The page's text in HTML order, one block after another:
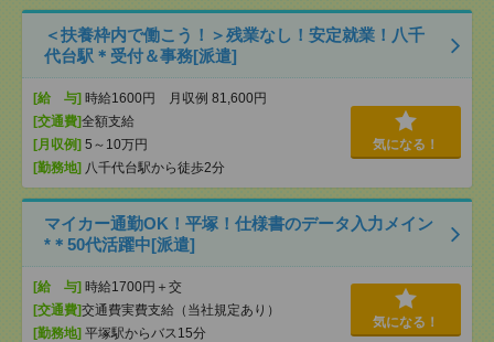
＜扶養枠内で働こう！＞残業なし！安定就業！八千
代台駅＊受付＆事務[派遣]
[給 与] 時給1600円 月収例 81,600円
[交通費]全額支給
[月収例] 5～10万円
[勤務地] 八千代台駅から徒歩2分
気になる！
マイカー通勤OK！平塚！仕様書のデータ入力メイン
*＊50代活躍中[派遣]
[給 与] 時給1700円＋交
[交通費]交通費実費支給（当社規定あり）
[勤務地] 平塚駅からバス15分
気になる！